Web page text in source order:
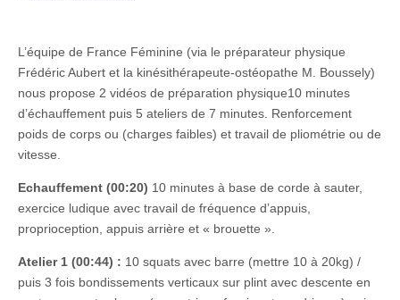
L’équipe de France Féminine (via le préparateur physique
Frédéric Aubert et la kinésithérapeute-ostéopathe M. Boussely)
nous propose 2 vidéos de préparation physique10 minutes
d’échauffement puis 5 ateliers de 7 minutes. Renforcement
poids de corps ou (charges faibles) et travail de pliométrie ou de
vitesse.
Echauffement (00:20) 10 minutes à base de corde à sauter,
exercice ludique avec travail de fréquence d’appuis,
proprioception, appuis arrière et « brouette ».
Atelier 1 (00:44) : 10 squats avec barre (mettre 10 à 20kg) /
puis 3 fois bondissements verticaux sur plint avec descente en